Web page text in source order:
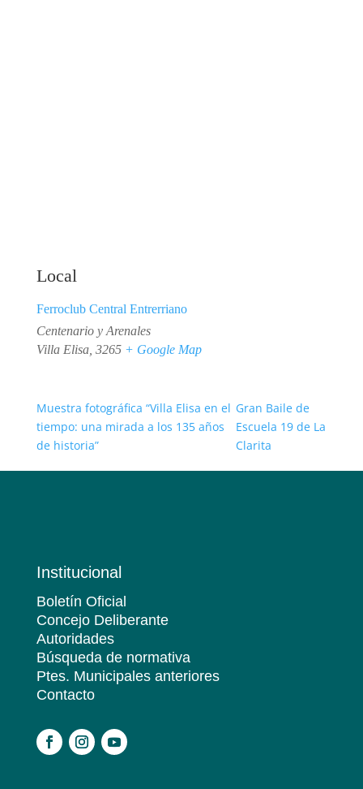
Local
Ferroclub Central Entrerriano
Centenario y Arenales
Villa Elisa, 3265 + Google Map
Muestra fotográfica “Villa Elisa en el
tiempo: una mirada a los 135 años
de historia”
Gran Baile de
Escuela 19 de La
Clarita
Institucional
Boletín Oficial
Concejo Deliberante
Autoridades
Búsqueda de normativa
Ptes. Municipales anteriores
Contacto